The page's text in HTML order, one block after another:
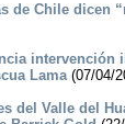
de Chile dicen
intervención
Lama(07/04/
del Valle del